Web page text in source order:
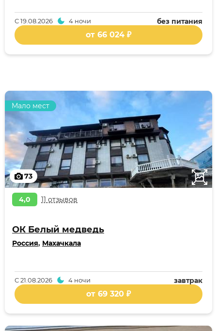
без питания
С19.08.2026 4 ночи
от 66 024 ₽
73
Мало мест
4,0 11 отзывов
ОК Белый медведь
Россия, Махачкала
завтрак
С21.08.2026 4 ночи
от 69 320 ₽